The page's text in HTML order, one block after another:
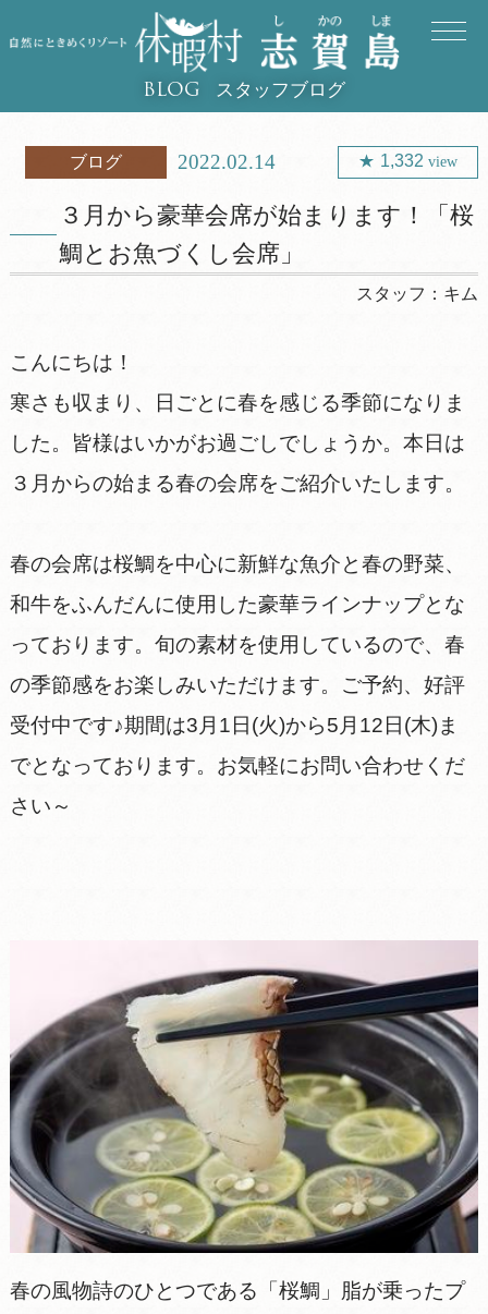
BLOG スタッフブログ
ブログ 2022.02.14 1,332view
３月から豪華会席が始まります！「桜
鯛とお魚づくし会席」
スタッフ： キム
こんにちは！
寒さも収まり、日ごとに春を感じる季節になりま
した。皆様はいかがお過ごしでしょうか。本日は
３月からの始まる春の会席をご紹介いたします。
春の会席は桜鯛を中心に新鮮な魚介と春の野菜、
和牛をふんだんに使用した豪華ラインナップとな
っております。旬の素材を使用しているので、春
の季節感をお楽しみいただけます。ご予約、好評
受付中です♪期間は3月1日(火)から5月12日(木)ま
でとなっております。お気軽にお問い合わせくだ
さい～
春の風物詩のひとつである「桜鯛」脂が乗ったプ